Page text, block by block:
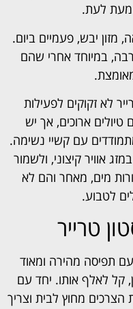
מעת לעת.
מזון יבש, פעמיים ביום.
במיוחד אחרי שהם
לא זקוקים לפעילות
ארוכים, אך יש
עם קשיי נשימה.
אוויר קיצוני, ולשמור
מים, מאחר והם לא
לטבוע.
טרייר
תפיסה מהירה ומאוד
קל לאלף אותו. יחד עם
מחוץ לבית וצריך